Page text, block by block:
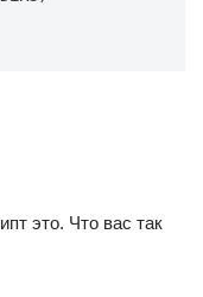
это. Что вас так